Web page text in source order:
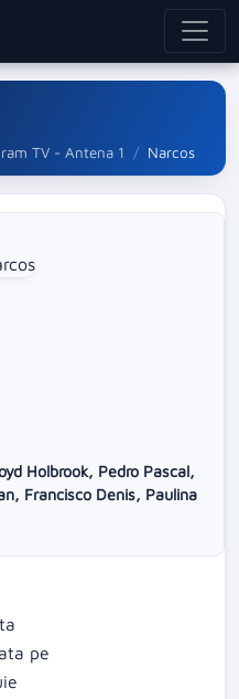
TV - Antena 1 Narcos
Holbrook, Pedro Pascal,
Francisco Denis, Paulina
pe